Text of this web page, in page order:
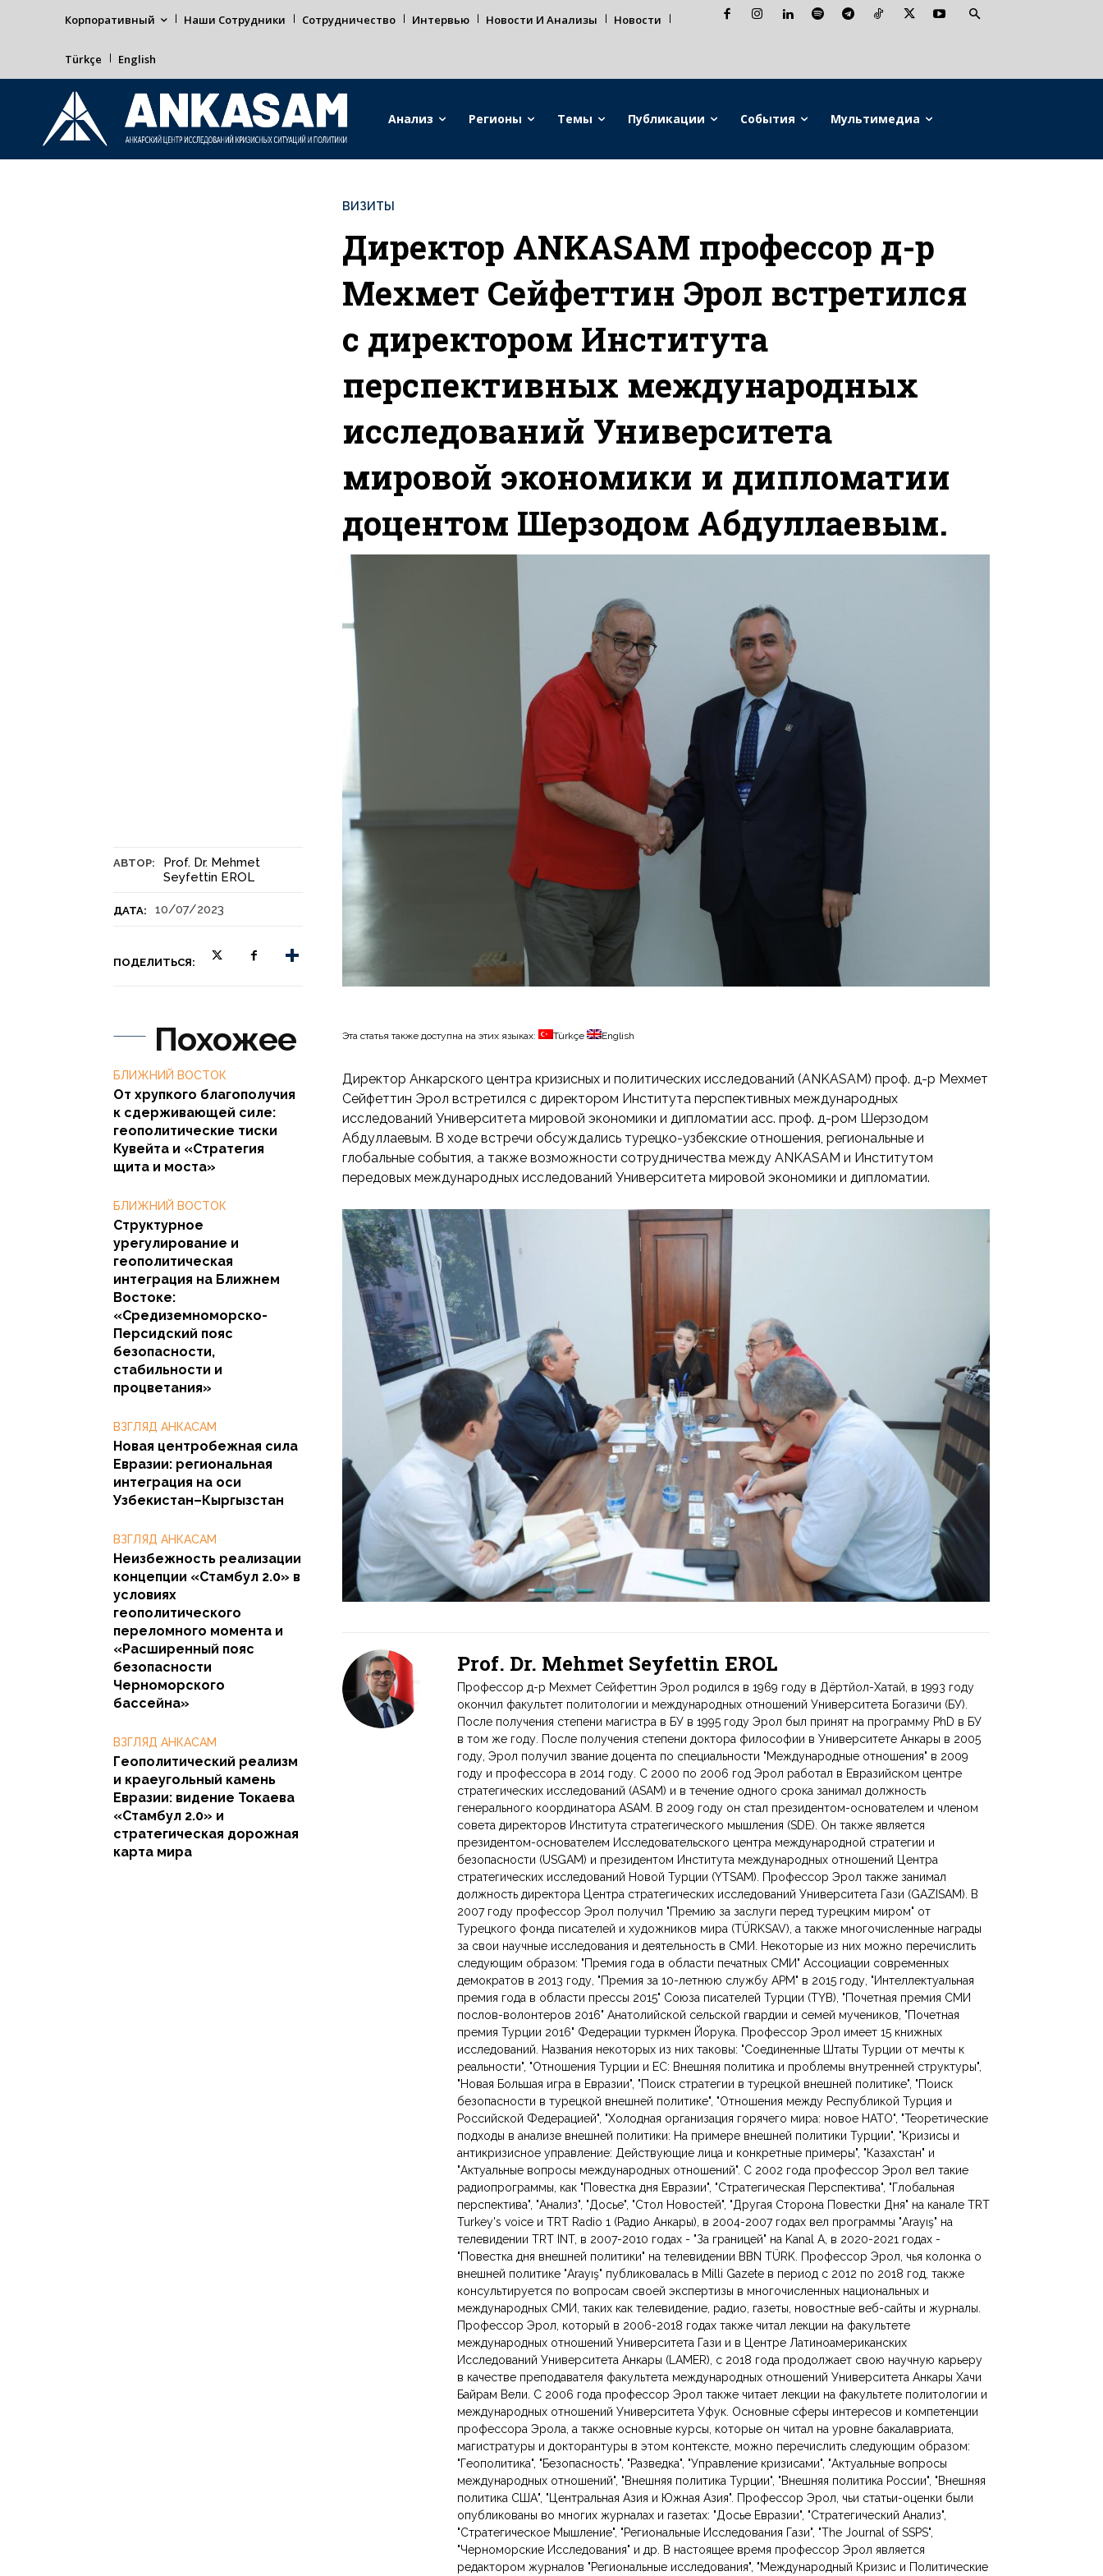
Корпоративный Наши Сотрудники Сотрудничество Интервью Новости И Анализы Новости
Türkçe English
Анализ Регионы Темы Публикации События Мультимедиа
АВТОР:
Prof. Dr. Mehmet
Seyfettin EROL
ДАТА: 10/07/2023
ПОДЕЛИТЬСЯ:
ВИЗИТЫ
Директор ANKASAM профессор д-р
Мехмет Сейфеттин Эрол встретился
с директором Института
перспективных международных
исследований Университета
мировой экономики и дипломатии
доцентом Шерзодом Абдуллаевым.
Похожее
БЛИЖНИЙ ВОСТОК
От хрупкого благополучия
к сдерживающей силе:
геополитические тиски
Кувейта и «Стратегия
щита и моста»
БЛИЖНИЙ ВОСТОК
Структурное
урегулирование и
геополитическая
интеграция на Ближнем
Востоке:
«Средиземноморско-
Персидский пояс
безопасности,
стабильности и
процветания»
ВЗГЛЯД АНКАСАМ
Новая центробежная сила
Евразии: региональная
интеграция на оси
Узбекистан–Кыргызстан
ВЗГЛЯД АНКАСАМ
Неизбежность реализации
концепции «Стамбул 2.0» в
условиях
геополитического
переломного момента и
«Расширенный пояс
безопасности
Черноморского
бассейна»
ВЗГЛЯД АНКАСАМ
Геополитический реализм
и краеугольный камень
Евразии: видение Токаева
«Стамбул 2.0» и
стратегическая дорожная
карта мира
Эта статья также доступна на этих языках: Türkçe English
Директор Анкарского центра кризисных и политических исследований (ANKASAM) проф. д-р Мехмет
Сейфеттин Эрол встретился с директором Института перспективных международных
исследований Университета мировой экономики и дипломатии асс. проф. д-ром Шерзодом
Абдуллаевым. В ходе встречи обсуждались турецко-узбекские отношения, региональные и
глобальные события, а также возможности сотрудничества между ANKASAM и Институтом
передовых международных исследований Университета мировой экономики и дипломатии.
Prof. Dr. Mehmet Seyfettin EROL
Профессор д-р Мехмет Сейфеттин Эрол родился в 1969 году в Дёртйол-Хатай, в 1993 году
окончил факультет политологии и международных отношений Университета Богазичи (БУ).
После получения степени магистра в БУ в 1995 году Эрол был принят на программу PhD в БУ
в том же году. После получения степени доктора философии в Университете Анкары в 2005
году, Эрол получил звание доцента по специальности "Международные отношения" в 2009
году и профессора в 2014 году. С 2000 по 2006 год Эрол работал в Евразийском центре
стратегических исследований (ASAM) и в течение одного срока занимал должность
генерального координатора ASAM. В 2009 году он стал президентом-основателем и членом
совета директоров Института стратегического мышления (SDE). Он также является
президентом-основателем Исследовательского центра международной стратегии и
безопасности (USGAM) и президентом Института международных отношений Центра
стратегических исследований Новой Турции (YTSAM). Профессор Эрол также занимал
должность директора Центра стратегических исследований Университета Гази (GAZISAM). В
2007 году профессор Эрол получил "Премию за заслуги перед турецким миром" от
Турецкого фонда писателей и художников мира (TÜRKSAV), а также многочисленные награды
за свои научные исследования и деятельность в СМИ. Некоторые из них можно перечислить
следующим образом: "Премия года в области печатных СМИ" Ассоциации современных
демократов в 2013 году, "Премия за 10-летнюю службу APM" в 2015 году, "Интеллектуальная
премия года в области прессы 2015" Союза писателей Турции (TYB), "Почетная премия СМИ
послов-волонтеров 2016" Анатолийской сельской гвардии и семей мучеников, "Почетная
премия Турции 2016" Федерации туркмен Йорука. Профессор Эрол имеет 15 книжных
исследований. Названия некоторых из них таковы: "Соединенные Штаты Турции от мечты к
реальности", "Отношения Турции и ЕС: Внешняя политика и проблемы внутренней структуры",
"Новая Большая игра в Евразии", "Поиск стратегии в турецкой внешней политике", "Поиск
безопасности в турецкой внешней политике", "Отношения между Республикой Турция и
Российской Федерацией", "Холодная организация горячего мира: новое НАТО", "Теоретические
подходы в анализе внешней политики: На примере внешней политики Турции", "Кризисы и
антикризисное управление: Действующие лица и конкретные примеры", "Казахстан" и
"Актуальные вопросы международных отношений". С 2002 года профессор Эрол вел такие
радиопрограммы, как "Повестка дня Евразии", "Стратегическая Перспектива", "Глобальная
перспектива", "Анализ", "Досье", "Стол Новостей", "Другая Сторона Повестки Дня" на канале TRT
Turkey's voice и TRT Radio 1 (Радио Анкары), в 2004-2007 годах вел программы "Arayış" на
телевидении TRT INT, в 2007-2010 годах - "За границей" на Kanal A, в 2020-2021 годах -
"Повестка дня внешней политики" на телевидении BBN TÜRK. Профессор Эрол, чья колонка о
внешней политике "Arayış" публиковалась в Milli Gazete в период с 2012 по 2018 год, также
консультируется по вопросам своей экспертизы в многочисленных национальных и
международных СМИ, таких как телевидение, радио, газеты, новостные веб-сайты и журналы.
Профессор Эрол, который в 2006-2018 годах также читал лекции на факультете
международных отношений Университета Гази и в Центре Латиноамериканских
Исследований Университета Анкары (LAMER), с 2018 года продолжает свою научную карьеру
в качестве преподавателя факультета международных отношений Университета Анкары Хачи
Байрам Вели. С 2006 года профессор Эрол также читает лекции на факультете политологии и
международных отношений Университета Уфук. Основные сферы интересов и компетенции
профессора Эрола, а также основные курсы, которые он читал на уровне бакалавриата,
магистратуры и докторантуры в этом контексте, можно перечислить следующим образом:
"Геополитика", "Безопасность", "Разведка", "Управление кризисами", "Актуальные вопросы
международных отношений", "Внешняя политика Турции", "Внешняя политика России", "Внешняя
политика США", "Центральная Азия и Южная Азия". Профессор Эрол, чьи статьи-оценки были
опубликованы во многих журналах и газетах: "Досье Евразии", "Стратегический Анализ",
"Стратегическое Мышление", "Региональные Исследования Гази", "The Journal of SSPS",
"Черноморские Исследования" и др. В настоящее время профессор Эрол является
редактором журналов "Региональные исследования", "Международный Кризис и Политические